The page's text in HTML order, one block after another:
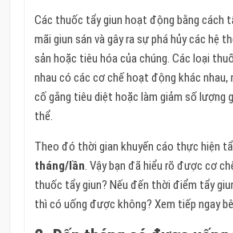
Các thuốc tẩy giun hoạt động bằng cách
mãi giun sán và gây ra sự phá hủy các hệ
sản hoặc tiêu hóa của chúng. Các loại
nhau có các cơ chế hoạt động khác nhau,
cố gắng tiêu diệt hoặc làm giảm số lượng
thể.
Theo đó thời gian khuyến cáo thực hiện
tháng/lần. Vậy bạn đã hiểu rõ được cơ
thuốc tẩy giun? Nếu đến thời điểm tẩy
thì có uống được không? Xem tiếp ngay